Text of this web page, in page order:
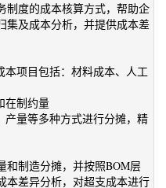
制度的成本核算方式，帮助企
集及成本分析，并提供成本差
项目包括：材料成本、人工
在制约量
量等多种方式进行分摊，精
和制造分摊，并按照BOM层
本差异分析，对超支成本进行